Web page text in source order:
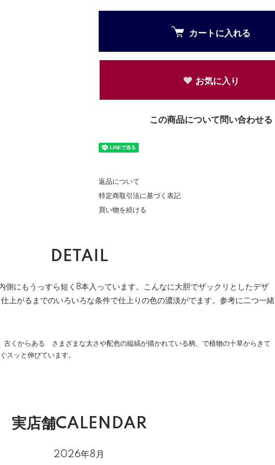
カートに入れる
お気に入り
この商品について問い合わせる
返品について
特定商取引法に基づく表記
買い物を続ける
DETAIL
側にもうっすら短く8本入っています。こんなに大胆でザックリとしたデザ
上がるまでのいろいろな条件で仕上りの色の濃淡がでます。参考に二つ一緒
古くからある さまざまな太さや配色の縦縞が描かれている柄、で植物の十草からきて
スッと伸びています。
実店舗CALENDAR
2026年8月